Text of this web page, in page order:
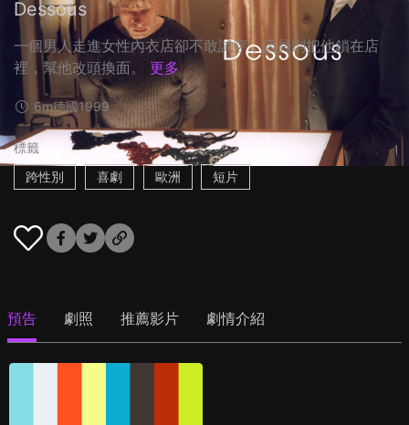
Dessous
一個男人走進女性內衣店卻不敢試穿，店員則把他鎖在店
裡，幫他改頭換面。
更多
6m德國1999
標籤
跨性別
喜劇 歐洲 短片
預告 劇照 推薦影片 劇情介紹